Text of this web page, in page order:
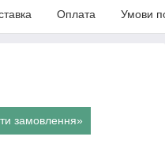
Оплата Умови
замовлення»